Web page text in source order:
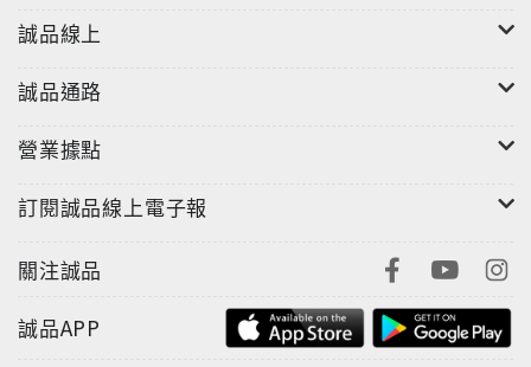
誠品線上
誠品通路
營業據點
訂閱誠品線上電子報
關注誠品
誠品APP